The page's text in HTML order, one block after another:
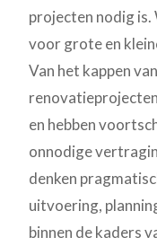
projecten nodig is.
voor grote en
Van het kappen
en hebben
onnodige
denken
uitvoering,
binnen de kaders